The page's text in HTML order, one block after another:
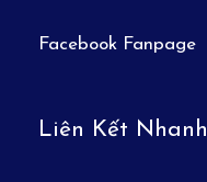
Facebook Fanpage
Liên Kết Nhanh